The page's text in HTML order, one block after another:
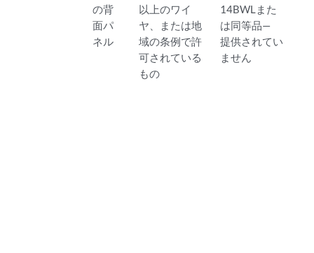
の背
面パ
ネル
以上のワイ
ヤ、または地
域の条例で許
可されている
もの
14BWLまた
は同等品—
提供されてい
ません